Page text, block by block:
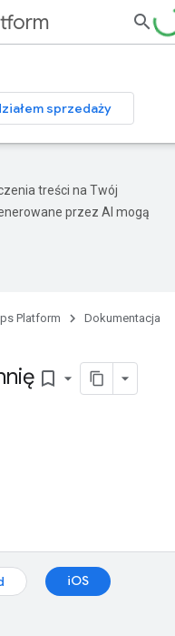
sprzedaży
treści na Twój
przez AI mogą
Platform
Dokumentacja
bookmark_border
iOS